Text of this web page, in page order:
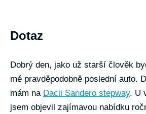
Dotaz
Dobrý den, jako už starší člověk
mé pravděpodobně poslední auto.
mám na Dacii Sandero stepway. U
jsem objevil zajímavou nabídku